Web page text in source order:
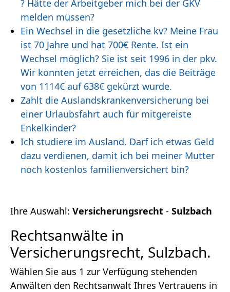
? Hätte der Arbeitgeber mich bei der GKV
melden müssen?
Ein Wechsel in die gesetzliche kv? Meine Frau
ist 70 Jahre und hat 700€ Rente. Ist ein
Wechsel möglich? Sie ist seit 1996 in der pkv.
Wir konnten jetzt erreichen, das die Beiträge
von 1114€ auf 638€ gekürzt wurde.
Zahlt die Auslandskrankenversicherung bei
einer Urlaubsfahrt auch für mitgereiste
Enkelkinder?
Ich studiere im Ausland. Darf ich etwas Geld
dazu verdienen, damit ich bei meiner Mutter
noch kostenlos familienversichert bin?
Ihre Auswahl: Versicherungsrecht - Sulzbach
Rechtsanwälte in
Versicherungsrecht, Sulzbach.
Wählen Sie aus 1 zur Verfügung stehenden
Anwälten den Rechtsanwalt Ihres Vertrauens in